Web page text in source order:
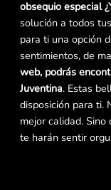
obsequio especial
solución a todos
para ti una opción
sentimientos, de
web, podrás
Juventina. Estas
disposición para ti.
mejor calidad.
te harán sentir